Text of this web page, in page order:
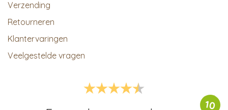
Verzending
Retourneren
Klantervaringen
Veelgestelde vragen
10